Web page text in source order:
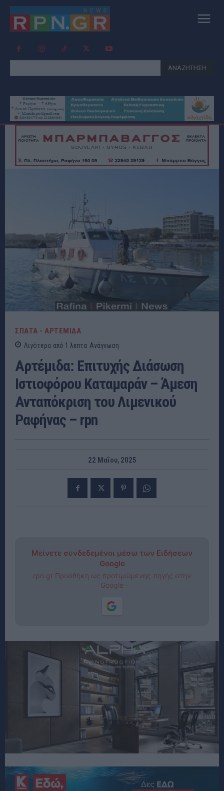
ΑΝΑΖΗΤΗΣΗ
ΣΠΑΤΑ - ΑΡΤΕΜΙΔΑ
Λιγότερο από 1 λεπτα Ανάγνωση
Αρτέμιδα: Επιτυχής Διάσωση
Ιστιοφόρου Καταμαράν – Άμεση
Ανταπόκριση του Λιμενικού
Ραφήνας – rpn
22 Μαΐου, 2025
Μείνετε συνδεδεμένοι μέσω των Ειδήσεων
Google
rpn.gr Προσθήκη ως προτιμώμενης πηγής στην
Google